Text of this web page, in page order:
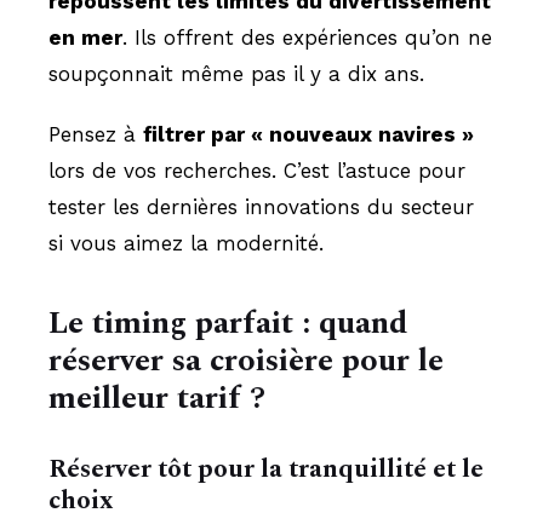
en mer. Ils offrent des expériences qu’on ne
soupçonnait même pas il y a dix ans.
Pensez à filtrer par « nouveaux navires »
lors de vos recherches. C’est l’astuce pour
tester les dernières innovations du secteur
si vous aimez la modernité.
Le timing parfait : quand
réserver sa croisière pour le
meilleur tarif ?
Réserver tôt pour la tranquillité et le
choix